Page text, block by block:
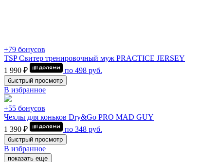
+79 бонусов
TSP Свитер тренировочный муж PRACTICE JERSEY
1 990 ₽
по 498 руб.
быстрый просмотр
В избранное
+55 бонусов
Чехлы для коньков Dry&Go PRO MAD GUY
1 390 ₽
по 348 руб.
быстрый просмотр
В избранное
показать еще